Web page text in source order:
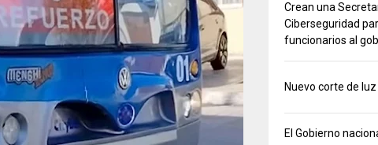
Crean una
Ciberseguridad
funcionarios al
Nuevo corte de
El Gobierno